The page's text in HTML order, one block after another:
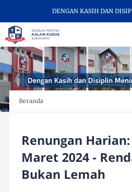
DENGAN KASIH DAN
Beranda
Renungan
Maret 2024 -
Bukan Lemah